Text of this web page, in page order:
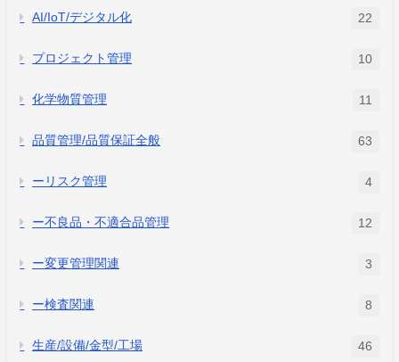
AI/IoT/デジタル化 22
プロジェクト管理 10
化学物質管理 11
品質管理/品質保証全般 63
ーリスク管理 4
ー不良品・不適合品管理 12
ー変更管理関連 3
ー検査関連 8
生産/設備/金型/工場 46